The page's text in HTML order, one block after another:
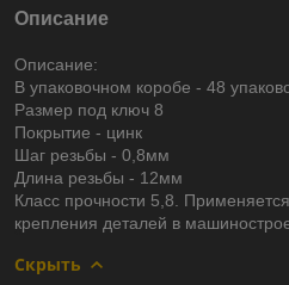
Описание
Описание:
В упаковочном коробе - 48
Размер под ключ 8
Покрытие - цинк
Шаг резьбы - 0,8мм
Длина резьбы - 12мм
Класс прочности 5,8.
крепления деталей в
Скрыть